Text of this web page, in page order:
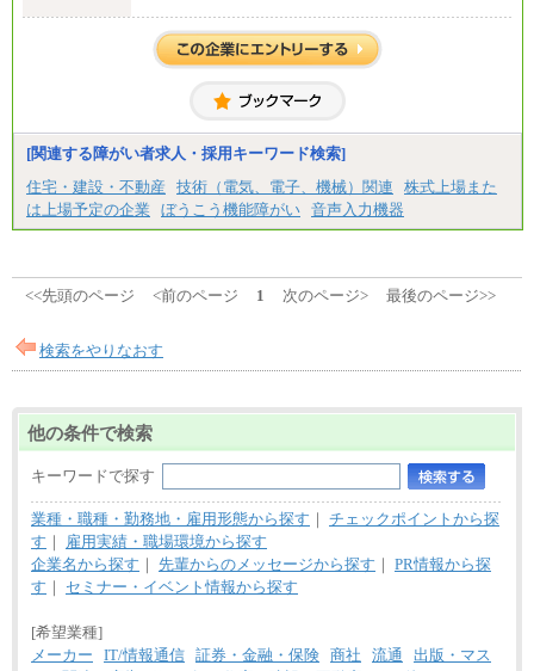
【正社員】
[全国社員]月給348,000円～
[地域社員]月給295,000円～
【契約社員】月給200,000円～
[関連する障がい者求人・採用キーワード検索]
住宅・建設・不動産
技術（電気、電子、機械）関連
株式上場また
は上場予定の企業
ぼうこう機能障がい 音声入力機器
<<先頭のページ <前のページ 1 次のページ> 最後のページ>>
検索をやりなおす
他の条件で検索
キーワードで探す
業種・職種・勤務地・雇用形態から探す ｜ チェックポイントから探
す ｜
雇用実績・職場環境から探す
企業名から探す ｜ 先輩からのメッセージから探す ｜ PR情報から探
す ｜ セミナー・イベント情報から探す
[希望業種]
メーカー
IT/情報通信 証券・金融・保険 商社 流通
出版・マス